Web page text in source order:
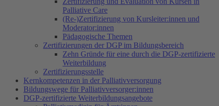
Palliative Care
(Re-)Zertifizierung von Kursleiter:innen und
Moderator:innen
Pädagogische Themen
Zertifizierungen der DGP im Bildungsbereich
Zehn Gründe für eine durch die DGP-zertifizierte
Weiterbildung
Zertifizierungsstelle
Kernkompetenzen in der Palliativversorgung
Bildungswege für Palliativversorger:innen
DGP-zertifizierte Weiterbildungsangebote